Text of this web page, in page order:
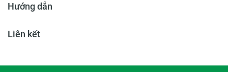
Hướng dẫn
Liên kết